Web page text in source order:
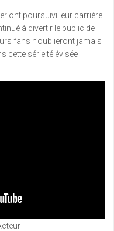
ont poursuivi leur carrière
à divertir le public de
fans n’oublieront jamais
cette série télévisée